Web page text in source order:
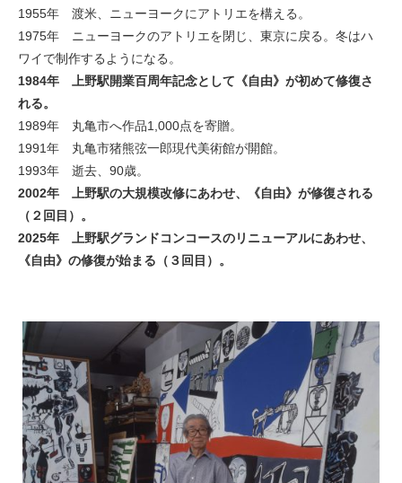
1955年 渡米、ニューヨークにアトリエを構える。
1975年 ニューヨークのアトリエを閉じ、東京に戻る。冬はハ
ワイで制作するようになる。
1984年 上野駅開業百周年記念として《自由》が初めて修復さ
れる。
1989年 丸亀市へ作品1,000点を寄贈。
1991年 丸亀市猪熊弦一郎現代美術館が開館。
1993年 逝去、90歳。
2002年 上野駅の大規模改修にあわせ、《自由》が修復される
（２回目）。
2025年 上野駅グランドコンコースのリニューアルにあわせ、
《自由》の修復が始まる（３回目）。